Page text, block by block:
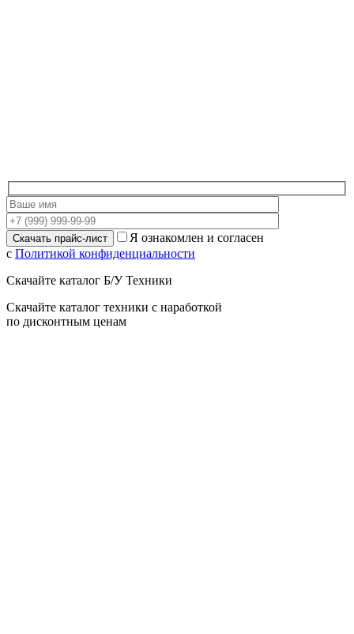
Я ознакомлен и согласен
с Политикой конфиденциальности
Скачайте каталог Б/У Техники
Скачайте каталог техники с наработкой
по дисконтным ценам